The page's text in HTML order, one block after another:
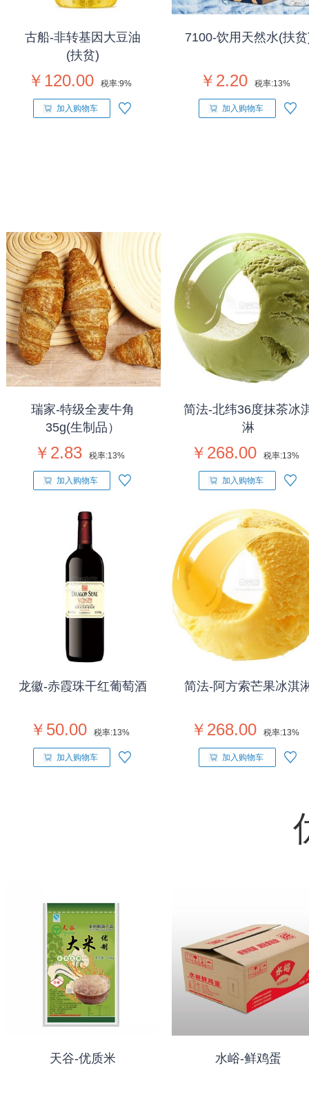
古船-非转基因大豆油
(扶贫)
￥120.00 税率:9%
加入购物车
7100-饮用天然水(扶
￥2.20 税率:13%
加入购物车
瑞家-特级全麦牛角
35g(生制品）
￥2.83 税率:13%
加入购物车
简法-北纬36度抹茶冰
淋
￥268.00 税率:13%
加入购物车
龙徽-赤霞珠干红葡萄酒
￥50.00 税率:13%
加入购物车
简法-阿方索芒果冰淇
￥268.00 税率:13%
加入购物车
天谷-优质米 水峪-鲜鸡蛋